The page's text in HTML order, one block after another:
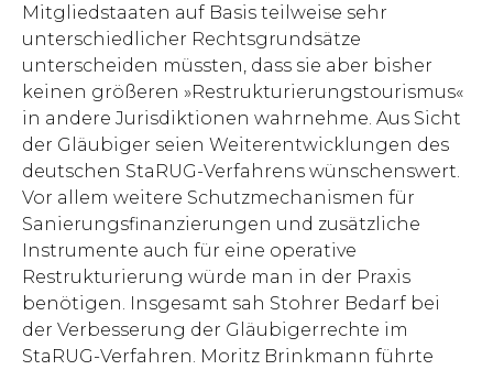
Mitgliedstaaten auf Basis teilweise sehr
unterschiedlicher Rechtsgrundsätze
unterscheiden müssten, dass sie aber bisher
keinen größeren »Restrukturierungstourismus«
in andere Jurisdiktionen wahrnehme. Aus Sicht
der Gläubiger seien Weiterentwicklungen des
deutschen StaRUG-Verfahrens wünschenswert.
Vor allem weitere Schutzmechanismen für
Sanierungsfinanzierungen und zusätzliche
Instrumente auch für eine operative
Restrukturierung würde man in der Praxis
benötigen. Insgesamt sah Stohrer Bedarf bei
der Verbesserung der Gläubigerrechte im
StaRUG-Verfahren. Moritz Brinkmann führte